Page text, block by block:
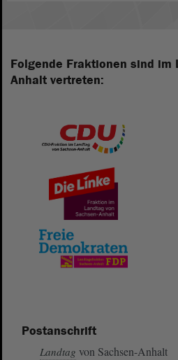
Folgende Fraktionen sind im
Anhalt vertreten:
Postanschrift
Landtag von Sachsen-Anhalt